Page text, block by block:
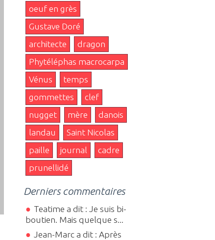
oeuf en grès
Gustave Doré
architecte
dragon
Phytéléphas macrocarpa
Vénus
temps
gommettes
clef
nugget
mère
danois
landau
Saint Nicolas
paille
journal
cadre
prunellidé
Derniers commentaires
Teatime a dit : Je suis bi-
boutien. Mais quelque s...
Jean-Marc a dit : Après